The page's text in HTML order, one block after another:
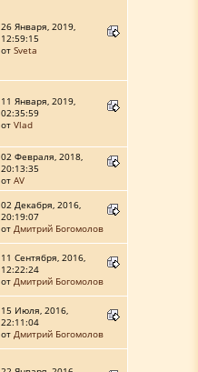
26 Января, 2019,
12:59:15
от Sveta
11 Января, 2019,
02:35:59
от Vlad
02 Февраля, 2018,
20:13:35
от AV
02 Декабря, 2016,
20:19:07
от Дмитрий Богомолов
11 Сентября, 2016,
12:22:24
от Дмитрий Богомолов
15 Июля, 2016,
22:11:04
от Дмитрий Богомолов